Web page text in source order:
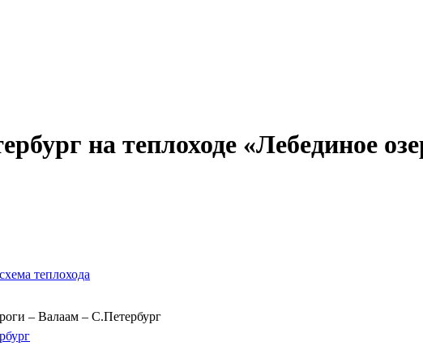
на теплоходе «Лебединое
схема теплохода
– Валаам – С.Петербург